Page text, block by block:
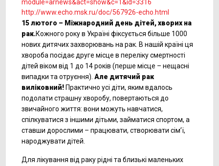
module=arnews&act=show&c=1&id=3316
http://www.echo.msk.ru/doc/567926-echo.html
15 лютого – Міжнародний день дітей,хворих на
рак.Кожного року в Україні фіксується більше 1000
нових дитячих захворювань на рак. В нашій країні ця
хвороба посідає друге місце в переліку смертності
дітей віком від 1 до 14 років (перше місце – нещасні
випадки та отруєння). Але дитячий рак
виліковний! Практично усі діти, яким вдалось
подолати страшну хворобу, повертаються до
звичайного життя: вони можуть навчатися,
спілкуватися з іншими дітьми, займатися спортом, а
ставши дорослими – працювати, створювати сім’ї,
народжувати дітей.
Для лікування від раку рідні та близькі маленьких